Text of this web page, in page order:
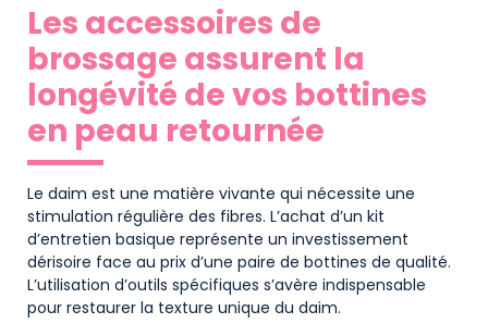
Les accessoires de
brossage assurent la
longévité de vos bottines
en peau retournée
Le daim est une matière vivante qui nécessite une
stimulation régulière des fibres. L’achat d’un kit
d’entretien basique représente un investissement
dérisoire face au prix d’une paire de bottines de qualité.
L’utilisation d’outils spécifiques s’avère indispensable
pour restaurer la texture unique du daim.